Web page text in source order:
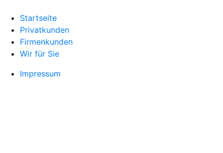
Startseite
Privatkunden
Firmenkunden
Wir für Sie
Impressum